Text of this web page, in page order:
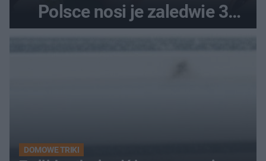
Polsce nosi je zaledwie 3
kobiety
DOMOWE TRIKI